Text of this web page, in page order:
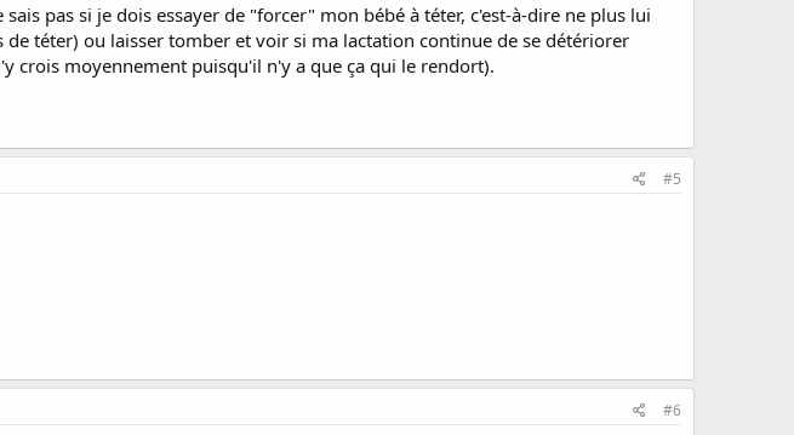
pas si je dois essayer de "forcer" mon bébé à téter, c'est-à-dire ne plus lui
téter) ou laisser tomber et voir si ma lactation continue de se détériorer
crois moyennement puisqu'il n'y a que ça qui le rendort).
#5
#6